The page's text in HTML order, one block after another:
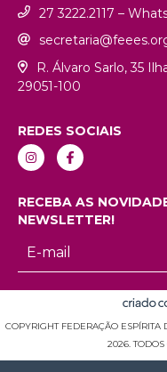
27 3222.2117 –
R. Álvaro Sarlo, 35
29051-100
REDES SOCIAIS
RECEBA AS
NEWSLETTER!
COPYRIGHT FEDERAÇÃO ESPÍRITA
2026. TODOS